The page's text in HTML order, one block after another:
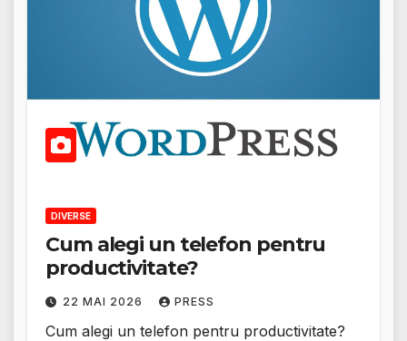
DIVERSE
Cum alegi un telefon pentru
productivitate?
22 MAI 2026 PRESS
Cum alegi un telefon pentru productivitate?